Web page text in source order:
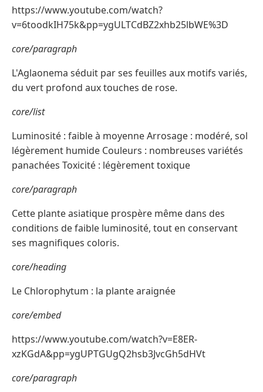
https://www.youtube.com/watch?
v=6toodkIH75k&pp=ygULTCdBZ2xhb25lbWE%3D
core/paragraph
L'Aglaonema séduit par ses feuilles aux motifs variés,
du vert profond aux touches de rose.
core/list
Luminosité : faible à moyenne Arrosage : modéré, sol
légèrement humide Couleurs : nombreuses variétés
panachées Toxicité : légèrement toxique
core/paragraph
Cette plante asiatique prospère même dans des
conditions de faible luminosité, tout en conservant
ses magnifiques coloris.
core/heading
Le Chlorophytum : la plante araignée
core/embed
https://www.youtube.com/watch?v=E8ER-
xzKGdA&pp=ygUPTGUgQ2hsb3JvcGh5dHVt
core/paragraph